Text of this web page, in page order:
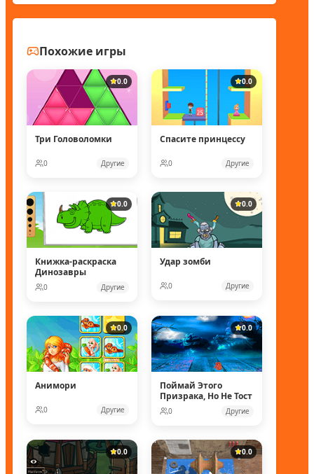
Похожие игры
0.0
Три Головоломки
0 Другие
0.0
Спасите принцессу
0 Другие
0.0
Книжка-раскраска
Динозавры
0 Другие
0.0
Удар зомби
0 Другие
0.0
Анимори
0 Другие
0.0
Поймай Этого
Призрака, Но Не Тост
0 Другие
0.0 0.0